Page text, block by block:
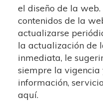
el diseño de la
contenidos de la
actualizarse
la actualización de
inmediata, le
siempre la
información,
aquí.